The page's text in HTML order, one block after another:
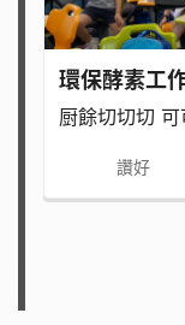
環保酵素工
厨餘切切切 可
讚好